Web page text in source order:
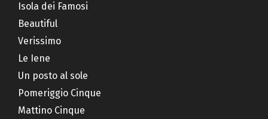
Isola dei Famosi
Beautiful
Verissimo
Le Iene
Un posto al sole
Pomeriggio Cinque
Mattino Cinque